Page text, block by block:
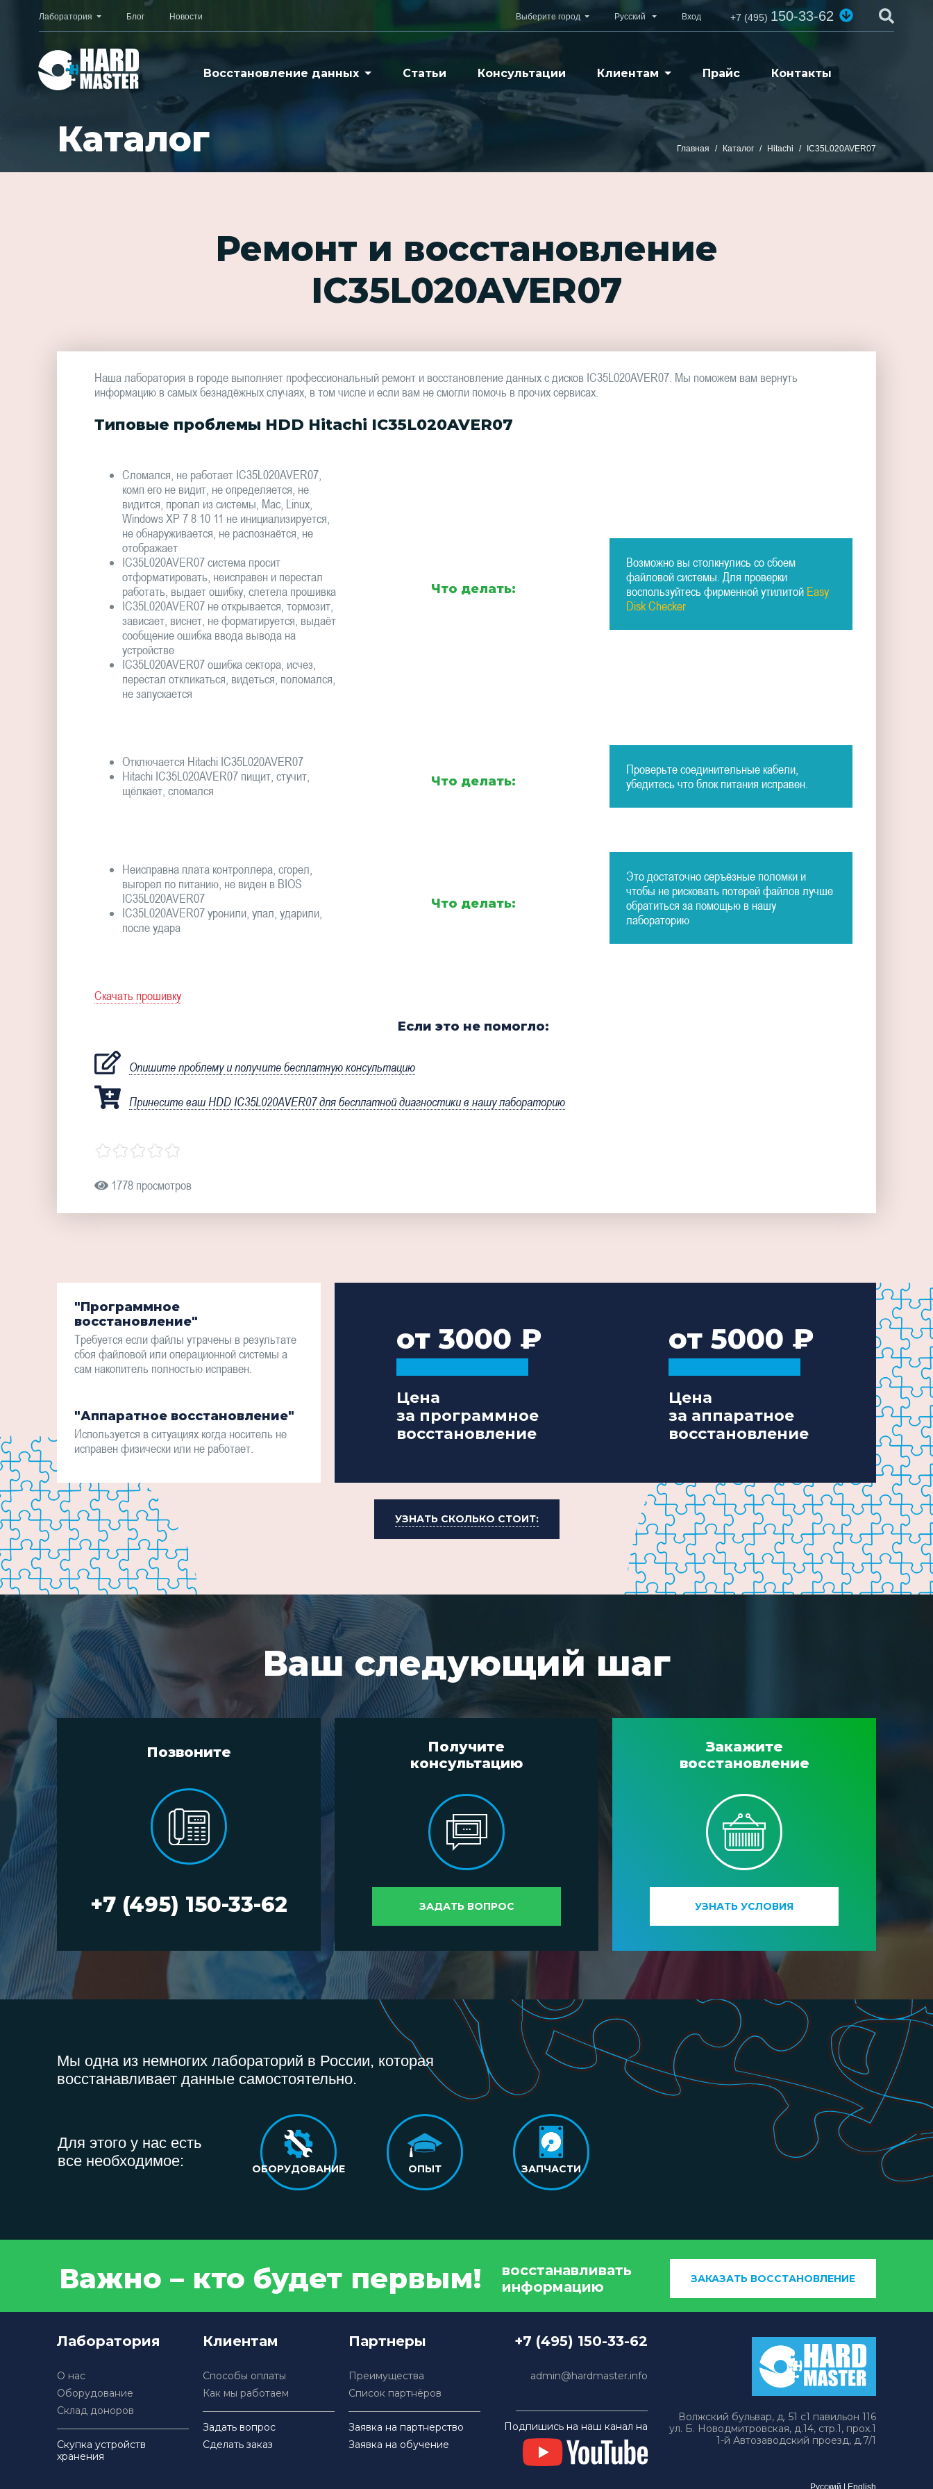
Восстановление данных Статьи Консультации Клиентам Прайс Контакты
Лаборатория Блог Новости Выберите город Русский Вход +7 (495)150-33-62
Каталог Главная Каталог Hitachi IC35L020AVER07
Ремонт и восстановление
IC35L020AVER07
Наша лаборатория в городе выполняет профессиональный ремонт и восстановление данных с дисков IC35L020AVER07. Мы поможем вам вернуть
информацию в самых безнадёжных случаях, в том числе и если вам не смогли помочь в прочих сервисах.
Типовые проблемы HDD Hitachi IC35L020AVER07
Сломался, не работает IC35L020AVER07,
комп его не видит, не определяется, не
видится, пропал из системы, Mac, Linux,
Windows XP 7 8 10 11 не инициализируется,
не обнаруживается, не распознаётся, не
отображает
IC35L020AVER07 система просит
отформатировать, неисправен и перестал
работать, выдает ошибку, слетела прошивка
IC35L020AVER07 не открывается, тормозит,
зависает, виснет, не форматируется, выдаёт
сообщение ошибка ввода вывода на
устройстве
IC35L020AVER07 ошибка сектора, исчез,
перестал откликаться, видеться, поломался,
не запускается
Что делать:
Возможно вы столкнулись со сбоем
файловой системы. Для проверки
воспользуйтесь фирменной утилитой Easy
Disk Checker
Отключается Hitachi IC35L020AVER07
Hitachi IC35L020AVER07 пищит, стучит,
щёлкает, сломался
Что делать:
Проверьте соединительные кабели,
убедитесь что блок питания исправен.
Неисправна плата контроллера, сгорел,
выгорел по питанию, не виден в BIOS
IC35L020AVER07
IC35L020AVER07 уронили, упал, ударили,
после удара
Что делать:
Это достаточно серъёзные поломки и
чтобы не рисковать потерей файлов лучше
обратиться за помощью в нашу
лабораторию
Скачать прошивку
Если это не помогло:
Опишите проблему и получите бесплатную консультацию
Принесите ваш HDD IC35L020AVER07 для бесплатной диагностики в нашу лабораторию
1778 просмотров
"Программное
восстановление"
Требуется если файлы утрачены в результате
сбоя файловой или операционной системы а
сам накопитель полностью исправен.
"Аппаратное восстановление"
Используется в ситуациях когда носитель не
исправен физически или не работает.
от 3000
Цена
за программное
восстановление
от 5000
Цена
за аппаратное
восстановление
УЗНАТЬ СКОЛЬКО СТОИТ:
Ваш следующий шаг
Позвоните
+7 (495) 150-33-62
Получите
консультацию
ЗАДАТЬ ВОПРОС
Закажите
восстановление
УЗНАТЬ УСЛОВИЯ
Мы одна из немногих лабораторий в России, которая
восстанавливает данные самостоятельно.
Для этого у нас есть
все необходимое:
ОБОРУДОВАНИЕ ОПЫТ ЗАПЧАСТИ
Важно – кто будет первым!
восстанавливать
информацию
ЗАКАЗАТЬ ВОССТАНОВЛЕНИЕ
Лаборатория
О нас
Оборудование
Склад доноров
Скупка устройств
хранения
Клиентам
Способы оплаты
Как мы работаем
Задать вопрос
Сделать заказ
Партнеры
Преимущества
Список партнёров
Заявка на партнерство
Заявка на обучение
+7 (495) 150-33-62
admin@hardmaster.info
Подпишись на наш канал на
Волжский бульвар, д. 51 с1 павильон 116
ул. Б. Новодмитровская, д.14, стр.1, прох.1
1-й Автозаводский проезд, д.7/1
Русский English